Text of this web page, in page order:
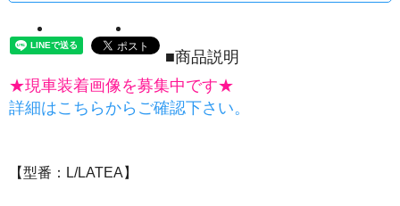
■商品説明
★現車装着画像を募集中です★
詳細はこちらからご確認下さい。
【型番：L/LATEA】